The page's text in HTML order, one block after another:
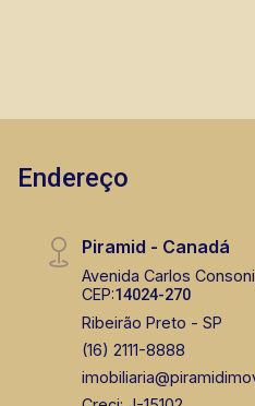
climatizados e iluminação
Sul, Jardim Botânico,
e apartamentos próximos
localizados na Zona Sul.
Endereço
Piramid - Canadá
Avenida Carlos
CEP:14024-270
Ribeirão Preto - SP
(16) 2111-8888